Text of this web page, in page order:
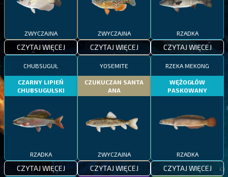
ZWYCZAJNA
CZYTAJ WIĘCEJ
ZWYCZAJNA
CZYTAJ WIĘCEJ
RZADKA
CZYTAJ WIĘCEJ
CHUBSUGUŁ
CZARNY LIPIEŃ
CHUBSUGUŁSKI
RZADKA
CZYTAJ WIĘCEJ
YOSEMITE
CZUKUCZAN SANTA
ANA
ZWYCZAJNA
CZYTAJ WIĘCEJ
RZEKA MEKONG
WĘŻOGŁÓW
PASKOWANY
RZADKA
CZYTAJ WIĘCEJ